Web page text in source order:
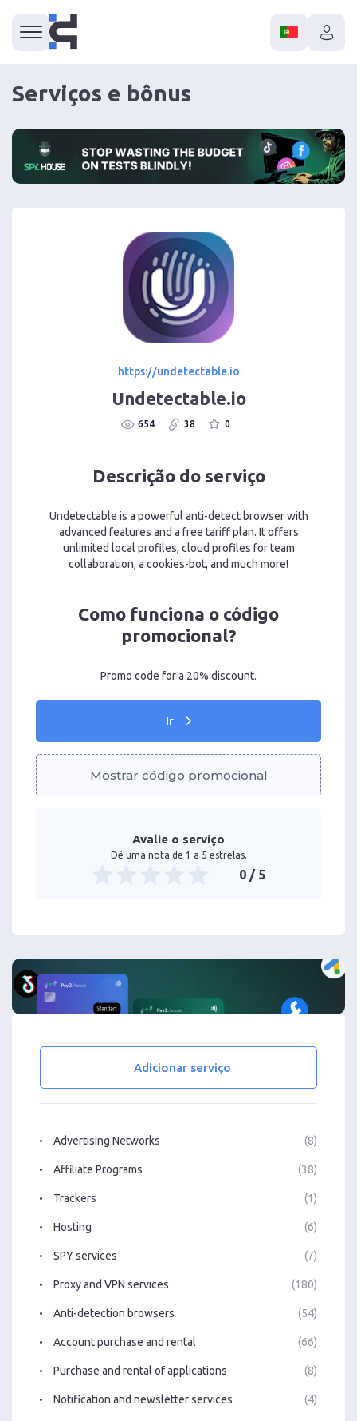
Serviços e bônus
https://undetectable.io
Undetectable.io
654 38 0
Descrição do serviço
Undetectable is a powerful anti-detect browser with
advanced features and a free tariff plan. It offers
unlimited local profiles, cloud profiles for team
collaboration, a cookies-bot, and much more!
Como funciona o código
promocional?
Promo code for a 20% discount.
Ir
Mostrar código promocional
Avalie o serviço
Dê uma nota de 1 a 5 estrelas.
0 / 5
Adicionar serviço
Advertising Networks (8)
Affiliate Programs (38)
Trackers (1)
Hosting (6)
SPY services (7)
Proxy and VPN services (180)
Anti-detection browsers (54)
Account purchase and rental (66)
Purchase and rental of applications (8)
Notification and newsletter services (4)